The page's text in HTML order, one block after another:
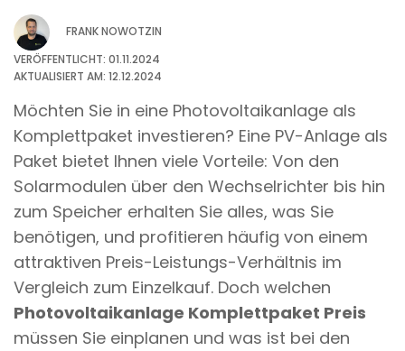
FRANK NOWOTZIN
VERÖFFENTLICHT: 01.11.2024
AKTUALISIERT AM: 12.12.2024
Möchten Sie in eine Photovoltaikanlage als
Komplettpaket investieren? Eine PV-Anlage als
Paket bietet Ihnen viele Vorteile: Von den
Solarmodulen über den Wechselrichter bis hin
zum Speicher erhalten Sie alles, was Sie
benötigen, und profitieren häufig von einem
attraktiven Preis-Leistungs-Verhältnis im
Vergleich zum Einzelkauf. Doch welchen
Photovoltaikanlage Komplettpaket Preis
müssen Sie einplanen und was ist bei den